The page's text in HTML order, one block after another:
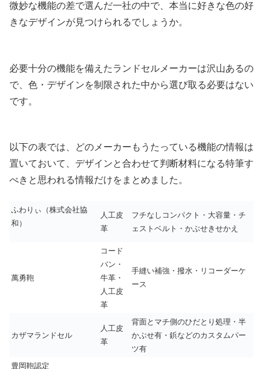
微妙な機能の差で選んだ一社の中で、本当に好きな色の好
きなデザインが見つけられるでしょうか。
必要十分の機能を備えたランドセルメーカーは沢山あるの
で、色・デザインを制限された中から選び取る必要はない
です。
以下の表では、どのメーカーもうたっている機能の情報は
置いておいて、デザインと合わせて判断材料になる特筆す
べきと思われる情報だけをまとめました。
ふわりぃ（株式会社協
和）
人工皮
革
フチなしコンパクト・大容量・チ
ェストベルト・かぶせきせかえ
萬勇鞄
コード
バン・
牛革・
人工皮
革
手縫い補強・撥水・リコーダーケ
ース
カザマランドセル
人工皮
革
背面とマチ側のひだとり処理・半
かぶせ有・鋲などのカスタムパー
ツ有
豊岡鞄認定